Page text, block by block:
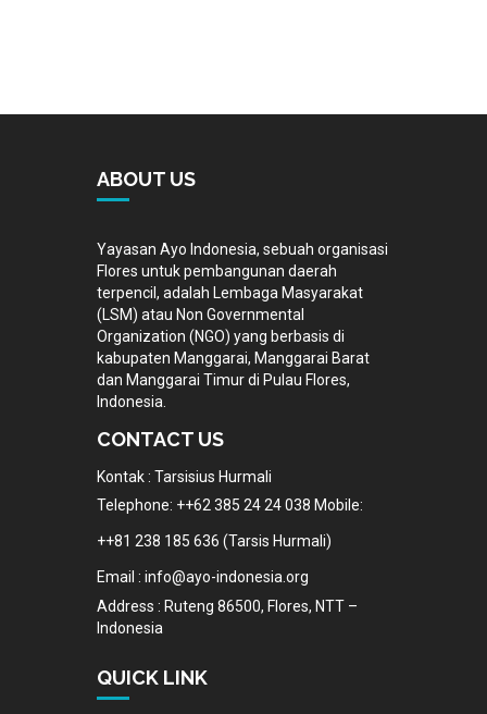
ABOUT US
Yayasan Ayo Indonesia, sebuah organisasi
Flores untuk pembangunan daerah
terpencil, adalah Lembaga Masyarakat
(LSM) atau Non Governmental
Organization (NGO) yang berbasis di
kabupaten Manggarai, Manggarai Barat
dan Manggarai Timur di Pulau Flores,
Indonesia.
CONTACT US
Kontak : Tarsisius Hurmali
Telephone: ++62 385 24 24 038 Mobile:
++81 238 185 636 (Tarsis Hurmali)
Email : info@ayo-indonesia.org
Address : Ruteng 86500, Flores, NTT –
Indonesia
QUICK LINK